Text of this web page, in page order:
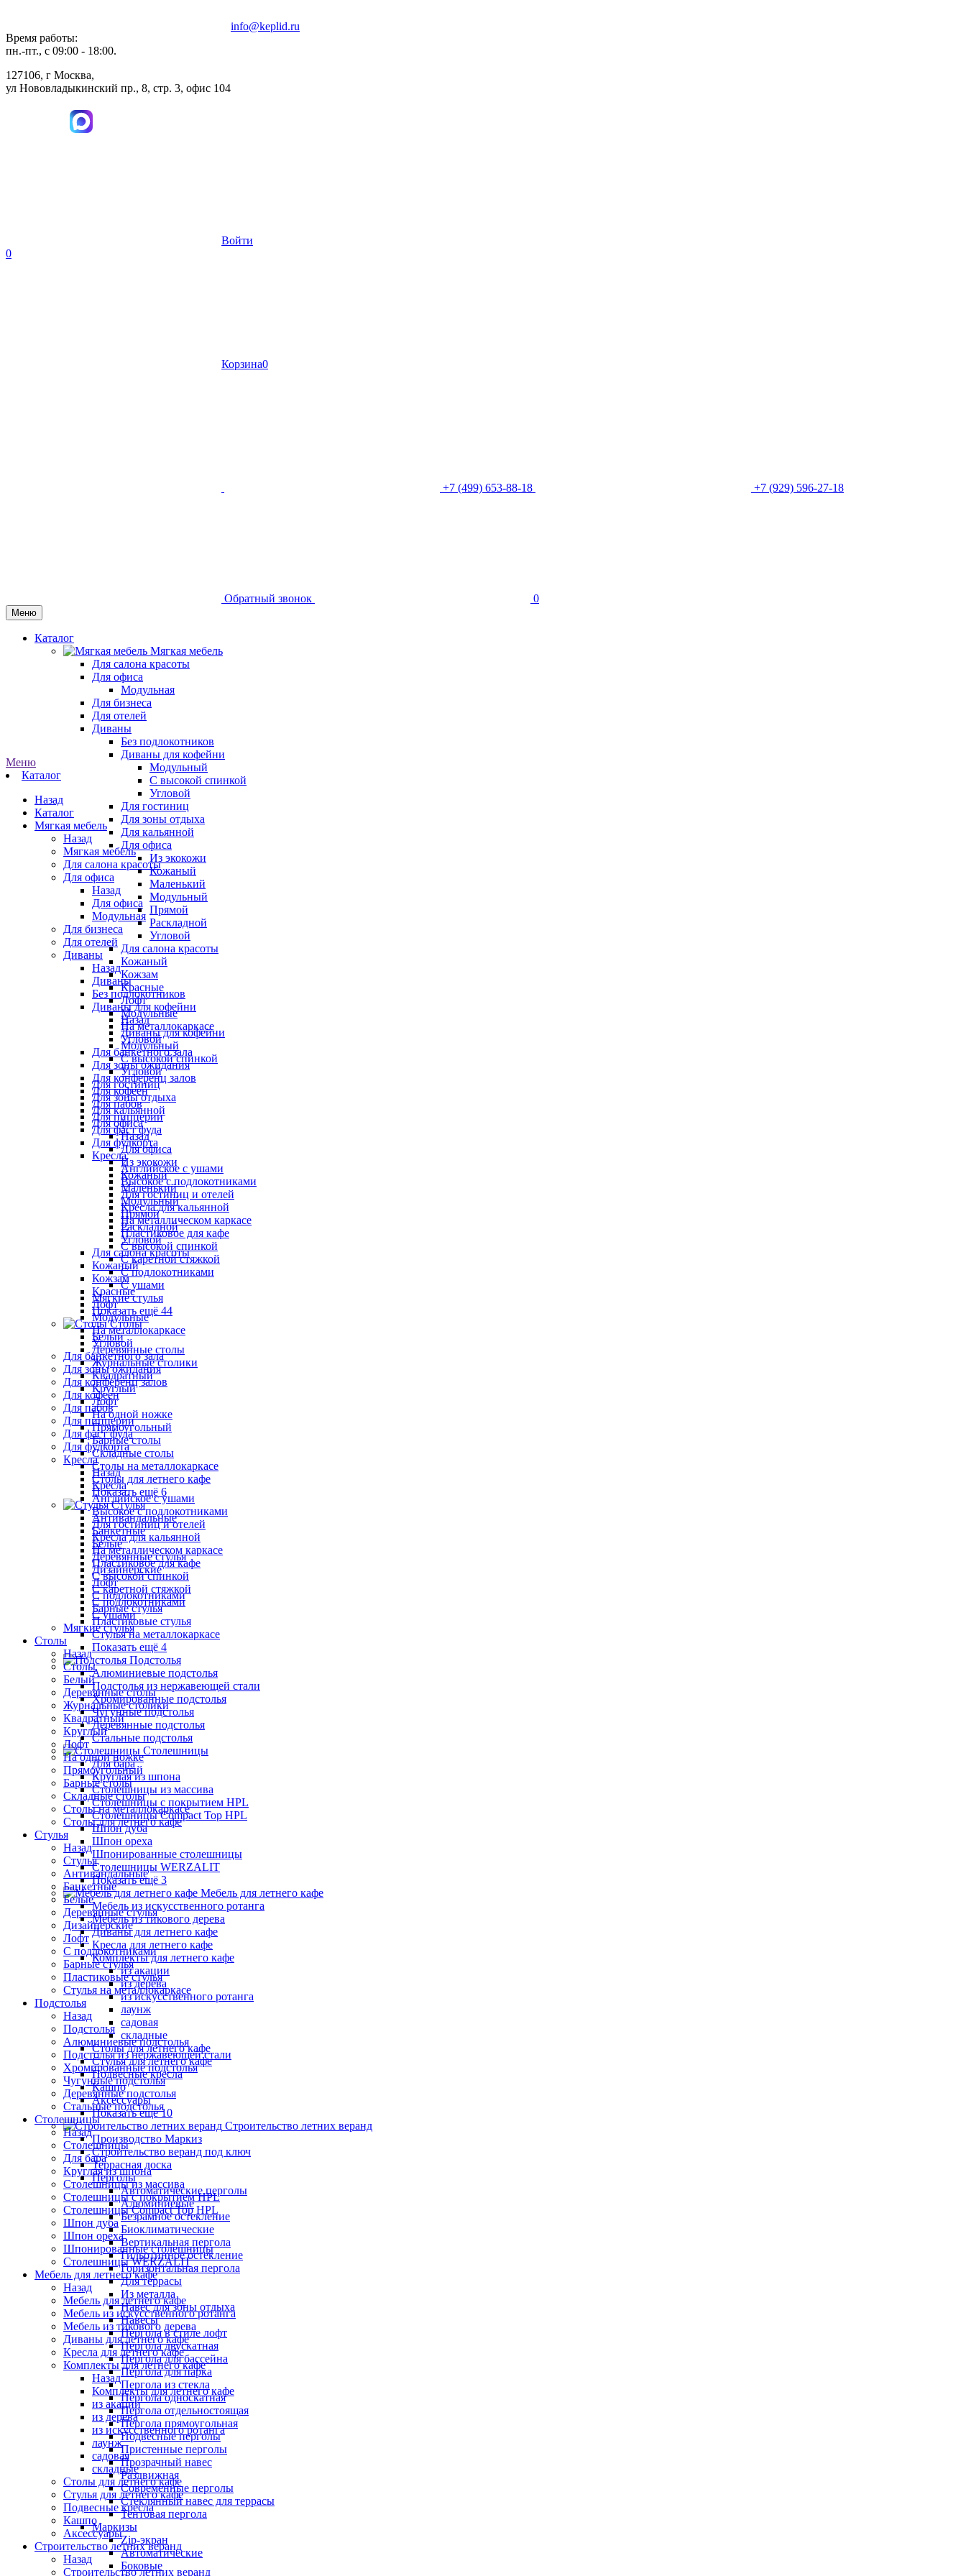
Время работы:
пн.-пт., с 09:00 - 18:00.
127106, г Москва,
ул Нововладыкинский пр., 8, стр. 3, офис 104
info@keplid.ru
Войти
0
Корзина0
+7 (499) 653-88-18 +7 (929) 596-27-18
Обратный звонок 0
Меню
Каталог
Мягкая мебель
Для салона красоты
Для офиса
Модульная
Для бизнеса
Для отелей
Диваны
Без подлокотников
Диваны для кофейни
Модульный
С высокой спинкой
Угловой
Для гостиниц
Для зоны отдыха
Для кальянной
Для офиса
Из экокожи
Кожаный
Маленький
Модульный
Прямой
Раскладной
Угловой
Для салона красоты
Кожаный
Кожзам
Красные
Лофт
Модульные
На металлокаркасе
Угловой
Для банкетного зала
Для зоны ожидания
Для конференц залов
Для кофеен
Для пабов
Для пиццерии
Для фаст фуда
Для фудкорта
Кресла
Английское с ушами
Высокое с подлокотниками
Для гостиниц и отелей
Кресла для кальянной
На металлическом каркасе
Пластиковое для кафе
С высокой спинкой
С каретной стяжкой
С подлокотниками
С ушами
Мягкие стулья
Показать ещё 44
Столы
Белый
Деревянные столы
Журнальные столики
Квадратный
Круглый
Лофт
На одной ножке
Прямоугольный
Барные столы
Складные столы
Столы на металлокаркасе
Столы для летнего кафе
Показать ещё 6
Стулья
Антивандальные
Банкетные
Белые
Деревянные стулья
Дизайнерские
Лофт
С подлокотниками
Барные стулья
Пластиковые стулья
Стулья на металлокаркасе
Показать ещё 4
Подстолья
Алюминиевые подстолья
Подстолья из нержавеющей стали
Хромированные подстолья
Чугунные подстолья
Деревянные подстолья
Стальные подстолья
Столешницы
Для бара
Круглая из шпона
Столешницы из массива
Столешницы с покрытием HPL
Столешницы Сompact Top HPL
Шпон дуба
Шпон ореха
Шпонированные столешницы
Столешницы WERZALIT
Показать ещё 3
Мебель для летнего кафе
Мебель из искусственного ротанга
Мебель из тикового дерева
Диваны для летнего кафе
Кресла для летнего кафе
Комплекты для летнего кафе
из акации
из дерева
из искусственного ротанга
лаунж
садовая
складные
Столы для летнего кафе
Стулья для летнего кафе
Подвесные кресла
Кашпо
Аксессуары
Показать ещё 10
Строительство летних веранд
Производство Маркиз
Строительство веранд под ключ
Террасная доска
Перголы
Автоматические перголы
Алюминиевые
Безрамное остекление
Биоклиматические
Вертикальная пергола
Гильотинное остекление
Горизонтальная пергола
Для террасы
Из металла
Навес для зоны отдыха
Навесы
Пергола в стиле лофт
Пергола двускатная
Пергола для бассейна
Пергола для парка
Пергола из стекла
Пергола односкатная
Пергола отдельностоящая
Пергола прямоугольная
Подвесные перголы
Пристенные перголы
Прозрачный навес
Раздвижная
Современные перголы
Стеклянный навес для террасы
Тентовая пергола
Маркизы
Zip-экран
Автоматические
Боковые
Меню
Каталог
Назад
Каталог
Мягкая мебель
Назад
Мягкая мебель
Для салона красоты
Для офиса
Назад
Для офиса
Модульная
Для бизнеса
Для отелей
Диваны
Назад
Диваны
Без подлокотников
Диваны для кофейни
Назад
Диваны для кофейни
Модульный
С высокой спинкой
Угловой
Для гостиниц
Для зоны отдыха
Для кальянной
Для офиса
Назад
Для офиса
Из экокожи
Кожаный
Маленький
Модульный
Прямой
Раскладной
Угловой
Для салона красоты
Кожаный
Кожзам
Красные
Лофт
Модульные
На металлокаркасе
Угловой
Для банкетного зала
Для зоны ожидания
Для конференц залов
Для кофеен
Для пабов
Для пиццерии
Для фаст фуда
Для фудкорта
Кресла
Назад
Кресла
Английское с ушами
Высокое с подлокотниками
Для гостиниц и отелей
Кресла для кальянной
На металлическом каркасе
Пластиковое для кафе
С высокой спинкой
С каретной стяжкой
С подлокотниками
С ушами
Мягкие стулья
Столы
Назад
Столы
Белый
Деревянные столы
Журнальные столики
Квадратный
Круглый
Лофт
На одной ножке
Прямоугольный
Барные столы
Складные столы
Столы на металлокаркасе
Столы для летнего кафе
Стулья
Назад
Стулья
Антивандальные
Банкетные
Белые
Деревянные стулья
Дизайнерские
Лофт
С подлокотниками
Барные стулья
Пластиковые стулья
Стулья на металлокаркасе
Подстолья
Назад
Подстолья
Алюминиевые подстолья
Подстолья из нержавеющей стали
Хромированные подстолья
Чугунные подстолья
Деревянные подстолья
Стальные подстолья
Столешницы
Назад
Столешницы
Для бара
Круглая из шпона
Столешницы из массива
Столешницы с покрытием HPL
Столешницы Сompact Top HPL
Шпон дуба
Шпон ореха
Шпонированные столешницы
Столешницы WERZALIT
Мебель для летнего кафе
Назад
Мебель для летнего кафе
Мебель из искусственного ротанга
Мебель из тикового дерева
Диваны для летнего кафе
Кресла для летнего кафе
Комплекты для летнего кафе
Назад
Комплекты для летнего кафе
из акации
из дерева
из искусственного ротанга
лаунж
садовая
складные
Столы для летнего кафе
Стулья для летнего кафе
Подвесные кресла
Кашпо
Аксессуары
Строительство летних веранд
Назад
Строительство летних веранд